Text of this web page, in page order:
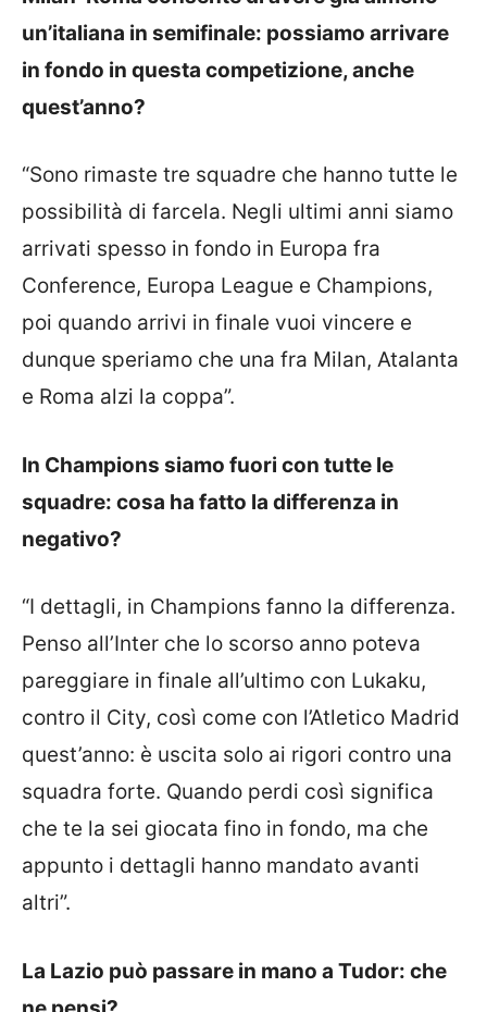
un’italiana in semifinale: possiamo arrivare
in fondo in questa competizione, anche
quest’anno?
“Sono rimaste tre squadre che hanno tutte le
possibilità di farcela. Negli ultimi anni siamo
arrivati spesso in fondo in Europa fra
Conference, Europa League e Champions,
poi quando arrivi in finale vuoi vincere e
dunque speriamo che una fra Milan, Atalanta
e Roma alzi la coppa”.
In Champions siamo fuori con tutte le
squadre: cosa ha fatto la differenza in
negativo?
“I dettagli, in Champions fanno la differenza.
Penso all’Inter che lo scorso anno poteva
pareggiare in finale all’ultimo con Lukaku,
contro il City, così come con l’Atletico Madrid
quest’anno: è uscita solo ai rigori contro una
squadra forte. Quando perdi così significa
che te la sei giocata fino in fondo, ma che
appunto i dettagli hanno mandato avanti
altri”.
La Lazio può passare in mano a Tudor: che